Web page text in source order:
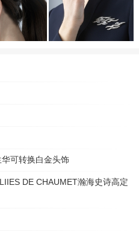
可转换白金头饰
DE CHAUMET瀚海史诗高定